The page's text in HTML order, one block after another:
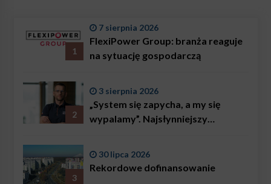
1
7 sierpnia 2026
FlexiPower Group: branża reaguje
na sytuację gospodarczą
2
3 sierpnia 2026
„System się zapycha, a my się
wypalamy”. Najsłynniejszy
problemem są nie tylko choroby
3
30 lipca 2026
Rekordowe dofinansowanie